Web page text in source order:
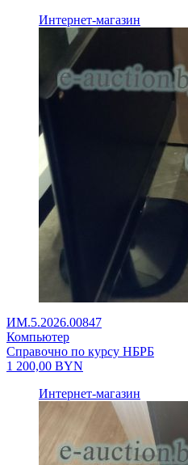
Интернет-магазин
ИМ.5.2026.00847
Компьютер
Справочно по курсу НБРБ
1 200,00 BYN
Интернет-магазин